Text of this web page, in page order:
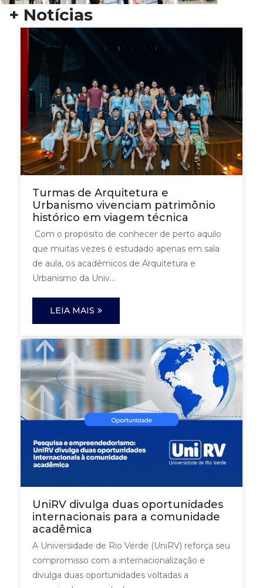
+ Notícias
Turmas de Arquitetura e
Urbanismo vivenciam patrimônio
histórico em viagem técnica
Com o propósito de conhecer de perto aquilo
que muitas vezes é estudado apenas em sala
de aula, os acadêmicos de Arquitetura e
Urbanismo da Univ...
LEIA MAIS
UniRV divulga duas oportunidades
internacionais para a comunidade
acadêmica
A Universidade de Rio Verde (UniRV) reforça seu
compromisso com a internacionalização e
divulga duas oportunidades voltadas a